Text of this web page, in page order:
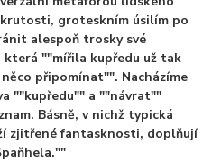
groteskním úsilím po
alespoň trosky své
""mířila kupředu už tak
připomínat"". Nacházíme
""kupředu"" a ""návrat""
Básně, v nichž typická
zjitřené fantasknosti, doplňují